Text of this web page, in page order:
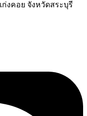
ก่งคอย จังหวัดสระบุรี